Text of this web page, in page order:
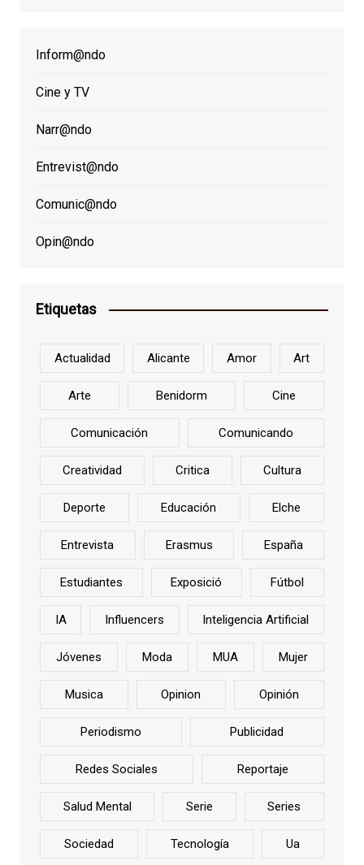
Inform@ndo
Cine y TV
Narr@ndo
Entrevist@ndo
Comunic@ndo
Opin@ndo
Etiquetas
Actualidad Alicante Amor Art
Arte Benidorm Cine
Comunicación Comunicando
Creatividad Critica Cultura
Deporte Educación Elche
Entrevista Erasmus España
Estudiantes Exposició Fútbol
IA Influencers Inteligencia Artificial
Jóvenes Moda MUA Mujer
Musica Opinion Opinión
Periodismo Publicidad
Redes Sociales Reportaje
Salud Mental Serie Series
Sociedad Tecnología Ua